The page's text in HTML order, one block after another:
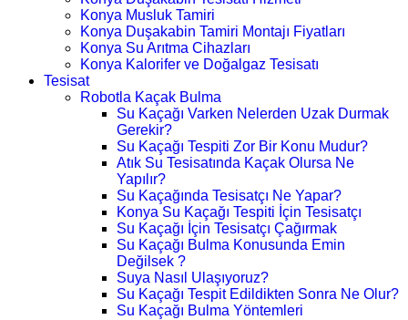
Konya Musluk Tamiri
Konya Duşakabin Tamiri Montajı Fiyatları
Konya Su Arıtma Cihazları
Konya Kalorifer ve Doğalgaz Tesisatı
Tesisat
Robotla Kaçak Bulma
Su Kaçağı Varken Nelerden Uzak Durmak
Gerekir?
Su Kaçağı Tespiti Zor Bir Konu Mudur?
Atık Su Tesisatında Kaçak Olursa Ne
Yapılır?
Su Kaçağında Tesisatçı Ne Yapar?
Konya Su Kaçağı Tespiti İçin Tesisatçı
Su Kaçağı İçin Tesisatçı Çağırmak
Su Kaçağı Bulma Konusunda Emin
Değilsek ?
Suya Nasıl Ulaşıyoruz?
Su Kaçağı Tespit Edildikten Sonra Ne Olur?
Su Kaçağı Bulma Yöntemleri